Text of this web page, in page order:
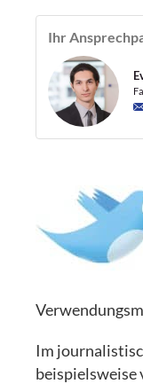
Ihr
Im
beispielsweise